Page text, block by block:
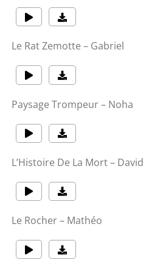
Le Rat Zemotte – Gabriel
Paysage Trompeur – Noha
L’Histoire De La Mort – David
Le Rocher – Mathéo